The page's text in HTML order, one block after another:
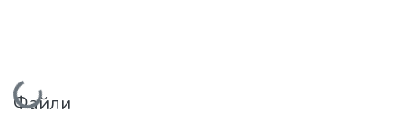
Вантажиться...
Файли